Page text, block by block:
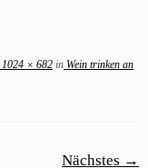
1024 × 682 in Wein trinken an
Nächstes →